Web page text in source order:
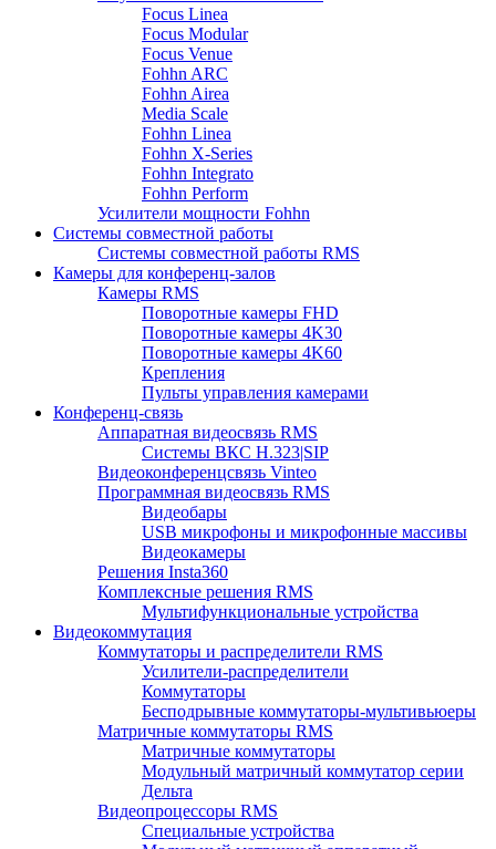
Focus Linea
Focus Modular
Focus Venue
Fohhn ARC
Fohhn Airea
Media Scale
Fohhn Linea
Fohhn X-Series
Fohhn Integrato
Fohhn Perform
Усилители мощности Fohhn
Системы совместной работы
Системы совместной работы RMS
Камеры для конференц-залов
Камеры RMS
Поворотные камеры FHD
Поворотные камеры 4K30
Поворотные камеры 4K60
Крепления
Пульты управления камерами
Конференц-связь
Аппаратная видеосвязь RMS
Системы ВКС H.323|SIP
Видеоконференцсвязь Vinteo
Программная видеосвязь RMS
Видеобары
USB микрофоны и микрофонные массивы
Видеокамеры
Решения Insta360
Комплексные решения RMS
Мультифункциональные устройства
Видеокоммутация
Коммутаторы и распределители RMS
Усилители-распределители
Коммутаторы
Бесподрывные коммутаторы-мультивьюеры
Матричные коммутаторы RMS
Матричные коммутаторы
Модульный матричный коммутатор серии
Дельта
Видеопроцессоры RMS
Специальные устройства